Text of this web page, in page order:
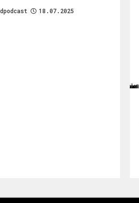
18.07.2025